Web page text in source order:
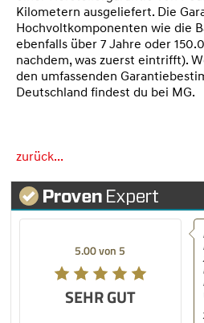
Kilometern ausgeliefert. Die
Hochvoltkomponenten wie die
ebenfalls über 7 Jahre oder
nachdem, was zuerst eintrifft).
den umfassenden
Deutschland findest du bei MG.
zurück...
5.00 von 5
SEHR GUT